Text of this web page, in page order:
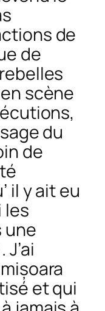
de
de
scène
du
de
il y ait eu
les
une
et qui